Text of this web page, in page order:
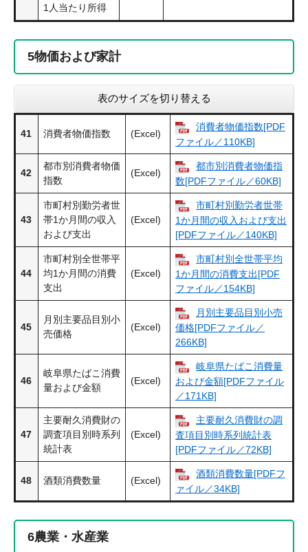
1人当たり所得
5物価および家計
表のサイズを切り替える
41 消費者物価指数 (Excel)
消費者物価指数[PDF
ファイル／110KB]
42
都市別消費者物価
指数
(Excel)
都市別消費者物価指
数[PDFファイル／60KB]
43
市町村別勤労者世
帯1か月間の収入
および支出
(Excel)
市町村別勤労者世帯
1か月間の収入および支出
[PDFファイル／140KB]
44
市町村別全世帯平
均1か月間の消費
支出
(Excel)
市町村別全世帯平均
1か月間の消費支出[PDF
ファイル／154KB]
45
月別主要品目別小
売価格
(Excel)
月別主要品目別小売
価格[PDFファイル／
266KB]
46
岐阜県たばこ消費
量および金額
(Excel)
岐阜県たばこ消費量
および金額[PDFファイル
／171KB]
47
主要耐久消費財の
調査項目別時系列
統計表
(Excel)
主要耐久消費財の調
査項目別時系列統計表
[PDFファイル／72KB]
48 酒類消費数量 (Excel)
酒類消費数量[PDFフ
ァイル／34KB]
6農業・水産業